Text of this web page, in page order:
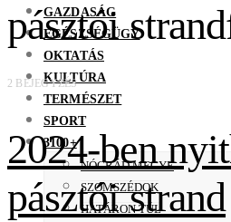
GAZDASÁG
EGÉSZSÉGÜGY
OKTATÁS
KULTÚRA
TERMÉSZET
SPORT
3100+
NÓGRÁD MEGYE
SZOMSZÉDOK
HATÁRON TÚL
pásztói
2 BEJEGYZÉS
2024-ben
pásztói strand